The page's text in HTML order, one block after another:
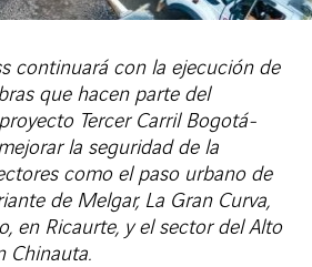
continuará con la ejecución de
que hacen parte del
Tercer Carril Bogotá-
la seguridad de la
como el paso urbano de
de Melgar, La Gran Curva,
en Ricaurte, y el sector del Alto
Chinauta.